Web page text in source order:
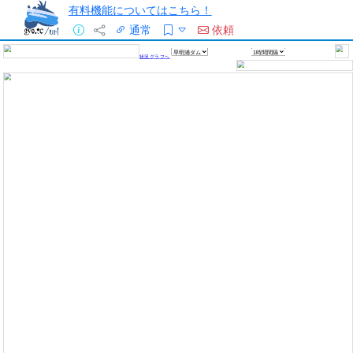
有料機能についてはこちら！
通常
依頼